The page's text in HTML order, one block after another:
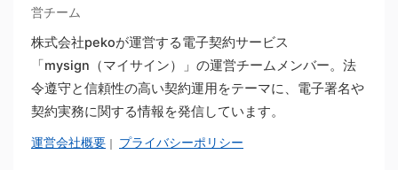
営チーム
株式会社pekoが運営する電子契約サービス
「mysign（マイサイン）」の運営チームメンバー。法
令遵守と信頼性の高い契約運用をテーマに、電子署名や
契約実務に関する情報を発信しています。
運営会社概要 ｜ プライバシーポリシー